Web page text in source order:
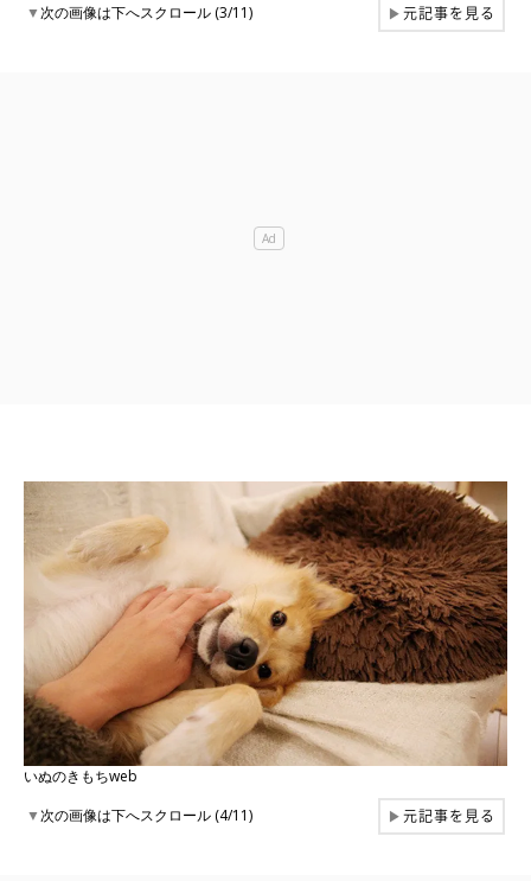
▼次の画像は下へスクロール (3/11) ▶元記事を見る
いぬのきもちweb
▼次の画像は下へスクロール (4/11) ▶元記事を見る